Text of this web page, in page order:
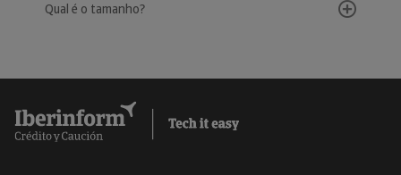
Qual é o tamanho?